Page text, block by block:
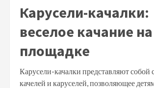
Карусели-качалки:
веселое качание на
площадке
Карусели-качалки представляют собой
качелей и каруселей, позволяющее